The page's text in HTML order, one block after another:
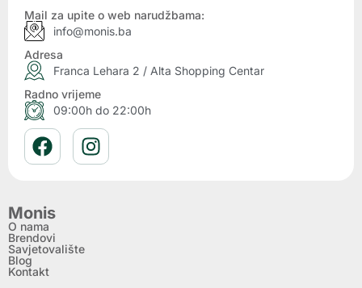
Mail za upite o web narudžbama:
info@monis.ba
Adresa
Franca Lehara 2 / Alta Shopping Centar
Radno vrijeme
09:00h do 22:00h
Monis
O nama
Brendovi
Savjetovalište
Blog
Kontakt